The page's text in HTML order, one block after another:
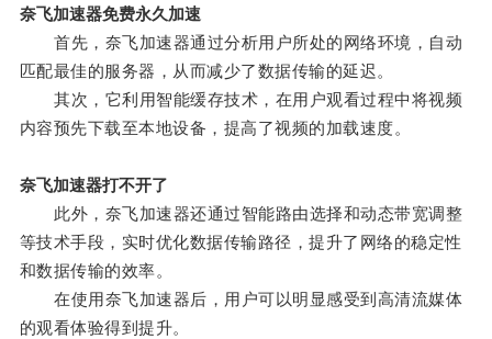
奈飞加速器免费永久加速
首先，奈飞加速器通过分析用户所处的网络环境，自动
匹配最佳的服务器，从而减少了数据传输的延迟。
其次，它利用智能缓存技术，在用户观看过程中将视频
内容预先下载至本地设备，提高了视频的加载速度。
奈飞加速器打不开了
此外，奈飞加速器还通过智能路由选择和动态带宽调整
等技术手段，实时优化数据传输路径，提升了网络的稳定性
和数据传输的效率。
在使用奈飞加速器后，用户可以明显感受到高清流媒体
的观看体验得到提升。